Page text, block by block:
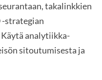
takalinkkien
-strategian
analytiikka-
sitoutumisesta ja